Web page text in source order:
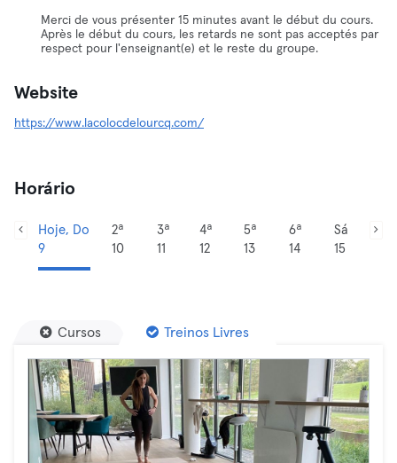
Merci de vous présenter 15 minutes avant le début du cours.
Après le début du cours, les retards ne sont pas acceptés par
respect pour l'enseignant(e) et le reste du groupe.
Website
https://www.lacolocdelourcq.com/
Horário
Hoje, Do
9
2ª
10
3ª
11
4ª
12
5ª
13
6ª
14
Sá
15
Cursos Treinos Livres